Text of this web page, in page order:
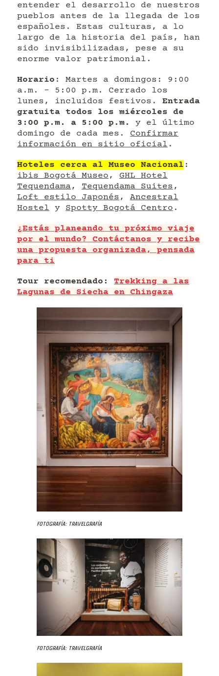
entender el desarrollo de nuestros
pueblos antes de la llegada de los
españoles. Estas culturas, a lo
largo de la historia del país, han
sido invisibilizadas, pese a su
enorme valor patrimonial.
Horario : Martes a domingos: 9:00
a.m. – 5:00 p.m. Cerrado los
lunes, incluidos festivos. Entrada
gratuita todos los miércoles de
3:00 p.m. a 5:00 p.m.
y el último
domingo de cada mes. Confirmar
información en sitio oficial .
Hoteles cerca al Museo Nacional :
ibis Bogotá Museo , GHL Hotel
Tequendama , Tequendama Suites ,
Loft estilo Japonés , Ancestral
Hostel y Spotty Bogotá Centro .
¿Estás planeando tu próximo viaje
por el mundo? Contáctanos y recibe
una propuesta organizada, pensada
para ti
Tour recomendado:
Trekking a las
Lagunas de Siecha en Chingaza
Fotografía: Travelgrafía
Fotografía: Travelgrafía